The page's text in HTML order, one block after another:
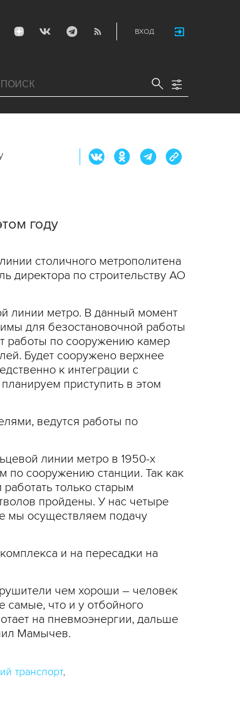
ВХОД
году
столичного метрополитена
директора по строительству АО
линии метро. В данный момент
для безостановочной работы
работы по сооружению камер
Будет сооружено верхнее
к интеграции с
приступить в этом
ведутся работы по
линии метро в 1950-х
по сооружению станции. Так как
только старым
пройдены. У нас четыре
мы осуществляем подачу
и на пересадки на
чем хороши – человек
самые, что и у отбойного
на пневмоэнергии, дальше
Мамычев.
транспорт